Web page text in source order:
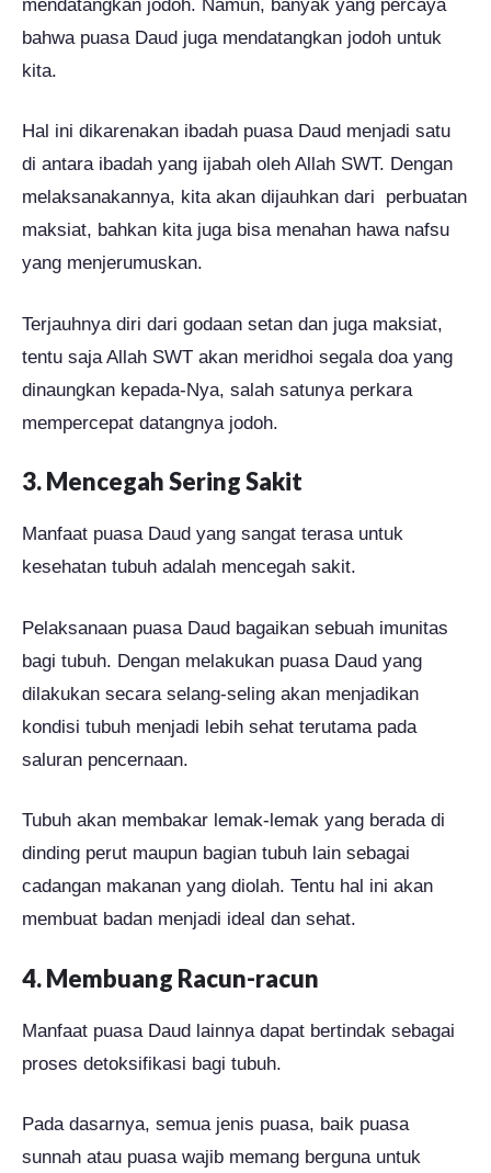
mendatangkan jodoh. Namun, banyak yang percaya
bahwa puasa Daud juga mendatangkan jodoh untuk
kita.
Hal ini dikarenakan ibadah puasa Daud menjadi satu
di antara ibadah yang ijabah oleh Allah SWT. Dengan
melaksanakannya, kita akan dijauhkan dari perbuatan
maksiat, bahkan kita juga bisa menahan hawa nafsu
yang menjerumuskan.
Terjauhnya diri dari godaan setan dan juga maksiat,
tentu saja Allah SWT akan meridhoi segala doa yang
dinaungkan kepada-Nya, salah satunya perkara
mempercepat datangnya jodoh.
3. Mencegah Sering Sakit
Manfaat puasa Daud yang sangat terasa untuk
kesehatan tubuh adalah mencegah sakit.
Pelaksanaan puasa Daud bagaikan sebuah imunitas
bagi tubuh. Dengan melakukan puasa Daud yang
dilakukan secara selang-seling akan menjadikan
kondisi tubuh menjadi lebih sehat terutama pada
saluran pencernaan.
Tubuh akan membakar lemak-lemak yang berada di
dinding perut maupun bagian tubuh lain sebagai
cadangan makanan yang diolah. Tentu hal ini akan
membuat badan menjadi ideal dan sehat.
4. Membuang Racun-racun
Manfaat puasa Daud lainnya dapat bertindak sebagai
proses detoksifikasi bagi tubuh.
Pada dasarnya, semua jenis puasa, baik puasa
sunnah atau puasa wajib memang berguna untuk